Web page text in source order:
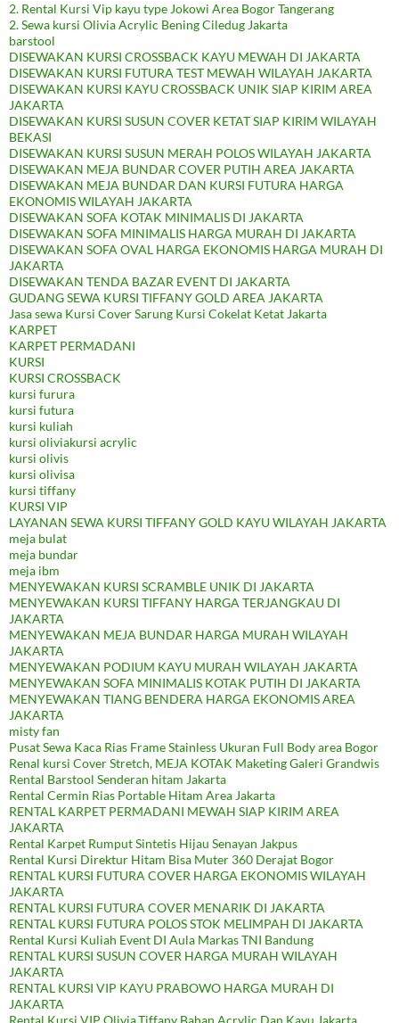
2. Rental Kursi Vip kayu type Jokowi Area Bogor Tangerang
2. Sewa kursi Olivia Acrylic Bening Ciledug Jakarta
barstool
DISEWAKAN KURSI CROSSBACK KAYU MEWAH DI JAKARTA
DISEWAKAN KURSI FUTURA TEST MEWAH WILAYAH JAKARTA
DISEWAKAN KURSI KAYU CROSSBACK UNIK SIAP KIRIM AREA
JAKARTA
DISEWAKAN KURSI SUSUN COVER KETAT SIAP KIRIM WILAYAH
BEKASI
DISEWAKAN KURSI SUSUN MERAH POLOS WILAYAH JAKARTA
DISEWAKAN MEJA BUNDAR COVER PUTIH AREA JAKARTA
DISEWAKAN MEJA BUNDAR DAN KURSI FUTURA HARGA
EKONOMIS WILAYAH JAKARTA
DISEWAKAN SOFA KOTAK MINIMALIS DI JAKARTA
DISEWAKAN SOFA MINIMALIS HARGA MURAH DI JAKARTA
DISEWAKAN SOFA OVAL HARGA EKONOMIS HARGA MURAH DI
JAKARTA
DISEWAKAN TENDA BAZAR EVENT DI JAKARTA
GUDANG SEWA KURSI TIFFANY GOLD AREA JAKARTA
Jasa sewa Kursi Cover Sarung Kursi Cokelat Ketat Jakarta
KARPET
KARPET PERMADANI
KURSI
KURSI CROSSBACK
kursi furura
kursi futura
kursi kuliah
kursi oliviakursi acrylic
kursi olivis
kursi olivisa
kursi tiffany
KURSI VIP
LAYANAN SEWA KURSI TIFFANY GOLD KAYU WILAYAH JAKARTA
meja bulat
meja bundar
meja ibm
MENYEWAKAN KURSI SCRAMBLE UNIK DI JAKARTA
MENYEWAKAN KURSI TIFFANY HARGA TERJANGKAU DI
JAKARTA
MENYEWAKAN MEJA BUNDAR HARGA MURAH WILAYAH
JAKARTA
MENYEWAKAN PODIUM KAYU MURAH WILAYAH JAKARTA
MENYEWAKAN SOFA MINIMALIS KOTAK PUTIH DI JAKARTA
MENYEWAKAN TIANG BENDERA HARGA EKONOMIS AREA
JAKARTA
misty fan
Pusat Sewa Kaca Rias Frame Stainless Ukuran Full Body area Bogor
Renal kursi Cover Stretch, MEJA KOTAK Maketing Galeri Grandwis
Rental Barstool Senderan hitam Jakarta
Rental Cermin Rias Portable Hitam Area Jakarta
RENTAL KARPET PERMADANI MEWAH SIAP KIRIM AREA
JAKARTA
Rental Karpet Rumput Sintetis Hijau Senayan Jakpus
Rental Kursi Direktur Hitam Bisa Muter 360 Derajat Bogor
RENTAL KURSI FUTURA COVER HARGA EKONOMIS WILAYAH
JAKARTA
RENTAL KURSI FUTURA COVER MENARIK DI JAKARTA
RENTAL KURSI FUTURA POLOS STOK MELIMPAH DI JAKARTA
Rental Kursi Kuliah Event DI Aula Markas TNI Bandung
RENTAL KURSI SUSUN COVER HARGA MURAH WILAYAH
JAKARTA
RENTAL KURSI VIP KAYU PRABOWO HARGA MURAH DI
JAKARTA
Rental Kursi VIP Olivia,Tiffany Bahan Acrylic Dan Kayu Jakarta